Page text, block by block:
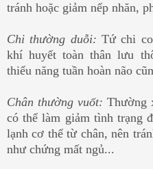
tránh hoặc giảm nếp nhăn,
Chi thường duỗi: Tứ chi
khí huyết toàn thân lưu
thiểu năng tuần hoàn não
Chân thường vuốt: Thường
có thể làm giảm tình trạng
lạnh cơ thể từ chân, nên
như chứng mất ngủ...